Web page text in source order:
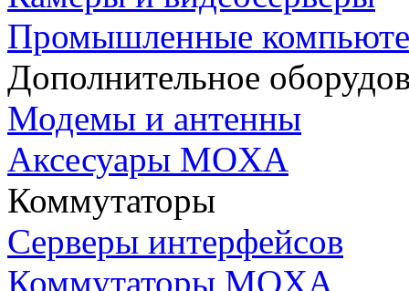
Промышленные
Дополнительное
Модемы и антенны
Аксесуары MOXA
Коммутаторы
Серверы интерфейсов
Коммутаторы MOXA